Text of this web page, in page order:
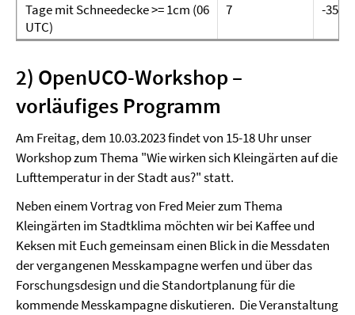
Tage mit Schneedecke >= 1cm (06
UTC)
7 -35
2) OpenUCO-Workshop –
vorläufiges Programm
Am Freitag, dem 10.03.2023 findet von 15-18 Uhr unser
Workshop zum Thema "Wie wirken sich Kleingärten auf die
Lufttemperatur in der Stadt aus?" statt.
Neben einem Vortrag von Fred Meier zum Thema
Kleingärten im Stadtklima möchten wir bei Kaffee und
Keksen mit Euch gemeinsam einen Blick in die Messdaten
der vergangenen Messkampagne werfen und über das
Forschungsdesign und die Standortplanung für die
kommende Messkampagne diskutieren. Die Veranstaltung